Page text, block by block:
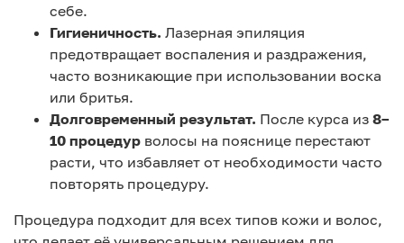
себе.
Гигиеничность. Лазерная эпиляция
предотвращает воспаления и раздражения,
часто возникающие при использовании воска
или бритья.
Долговременный результат. После курса из 8–
10 процедур волосы на пояснице перестают
расти, что избавляет от необходимости часто
повторять процедуру.
Процедура подходит для всех типов кожи и волос,